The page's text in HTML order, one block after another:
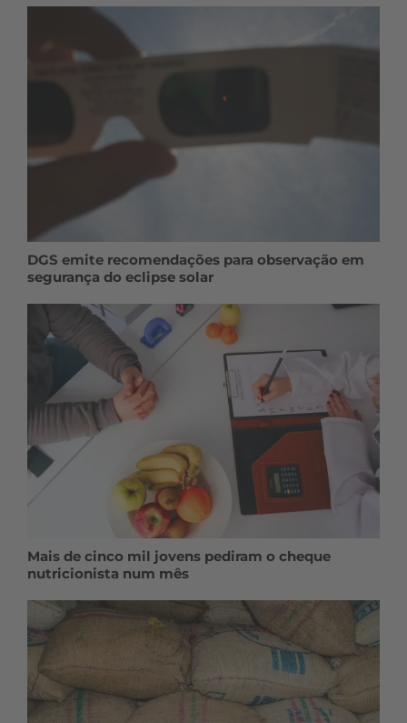
DGS emite recomendações para observação em
segurança do eclipse solar
Mais de cinco mil jovens pediram o cheque
nutricionista num mês